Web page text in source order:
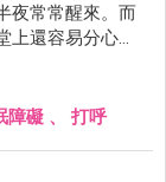
夜常常醒來。而
還容易分心。
了狀況。
障礙 、 打呼